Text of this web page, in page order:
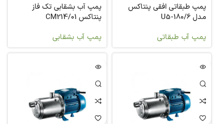
پمپ طبقاتی افقی پنتاکس
مدل U5-180/6
پمپ آب طبقاتی
پمپ آب بشقابی تک فاز
پنتاکس CM214/01
پمپ آب بشقابی